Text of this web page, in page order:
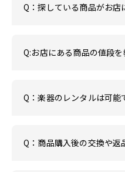
Q：探している商品がお店
Q:お店にある商品の値段
Q：楽器のレンタルは可能
Q：商品購入後の交換や返